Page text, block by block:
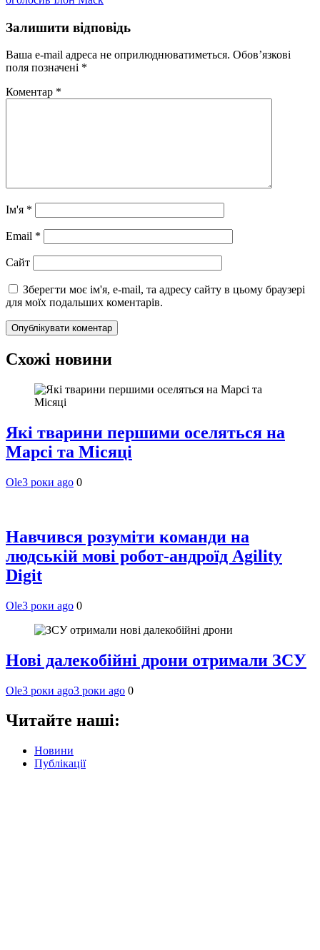
Залишити відповідь
Ваша e-mail адреса не оприлюднюватиметься. Обов’язкові
поля позначені *
Коментар *
Ім'я *
Email *
Сайт
Зберегти моє ім'я, e-mail, та адресу сайту в цьому браузері
для моїх подальших коментарів.
Схожі новини
Які тварини першими оселяться на
Марсі та Місяці
Ole3 роки ago 0
Навчився розуміти команди на
людській мові робот-андроїд Agility
Digit
Ole3 роки ago 0
Нові далекобійні дрони отримали ЗСУ
Ole3 роки ago3 роки ago 0
Читайте наші:
Новини
Публікації